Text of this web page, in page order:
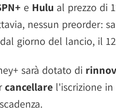
e Hulu al prezzo di
nessun preorder:
giorno del lancio, il
sarà dotato di
cancellare l'iscrizione in